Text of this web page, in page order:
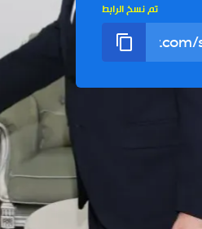
تم نسخ الرابط